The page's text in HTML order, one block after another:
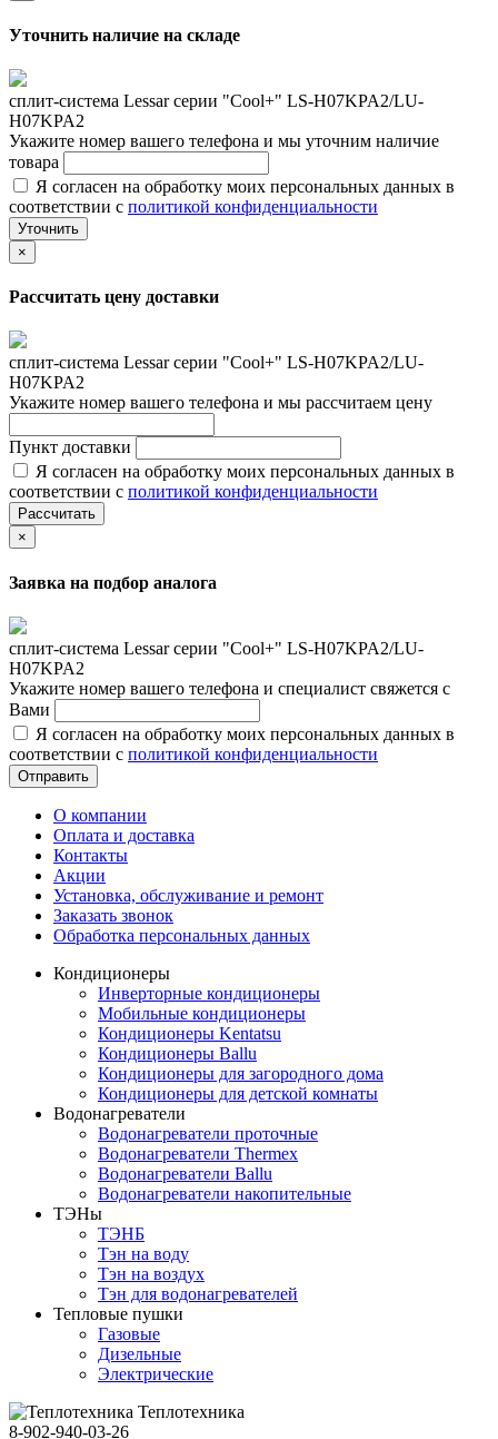
Уточнить наличие на складе
сплит-система Lessar серии "Cool+" LS-H07KPA2/LU-
H07KPA2
Укажите номер вашего телефона и мы уточним наличие
товара
Я согласен на обработку моих персональных данных в
соответствии с политикой конфиденциальности
Уточнить
×
Рассчитать цену доставки
сплит-система Lessar серии "Cool+" LS-H07KPA2/LU-
H07KPA2
Укажите номер вашего телефона и мы рассчитаем цену
Пункт доставки
Я согласен на обработку моих персональных данных в
соответствии с политикой конфиденциальности
Рассчитать
×
Заявка на подбор аналога
сплит-система Lessar серии "Cool+" LS-H07KPA2/LU-
H07KPA2
Укажите номер вашего телефона и специалист свяжется с
Вами
Я согласен на обработку моих персональных данных в
соответствии с политикой конфиденциальности
Отправить
О компании
Оплата и доставка
Контакты
Акции
Установка, обслуживание и ремонт
Заказать звонок
Обработка персональных данных
Кондиционеры
Инверторные кондиционеры
Мобильные кондиционеры
Кондиционеры Kentatsu
Кондиционеры Ballu
Кондиционеры для загородного дома
Кондиционеры для детской комнаты
Водонагреватели
Водонагреватели проточные
Водонагреватели Thermex
Водонагреватели Ballu
Водонагреватели накопительные
ТЭНы
ТЭНБ
Тэн на воду
Тэн на воздух
Тэн для водонагревателей
Тепловые пушки
Газовые
Дизельные
Электрические
Теплотехника
8-902-940-03-26